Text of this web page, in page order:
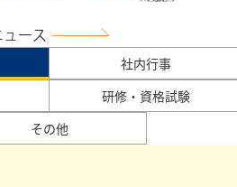
社内行事
研修・資格試験
その他
ュース